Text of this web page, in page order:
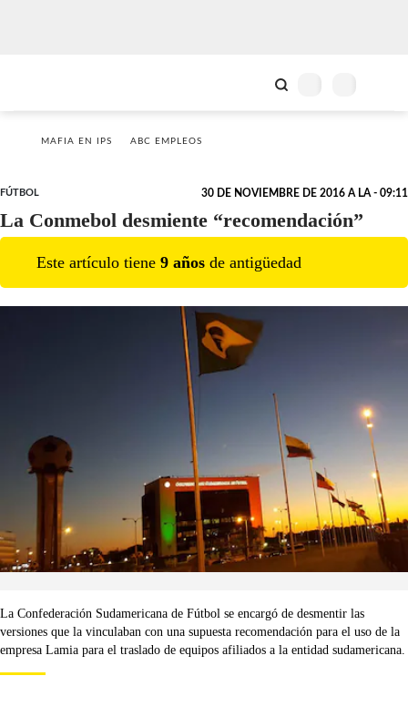
MAFIA EN IPS ABC EMPLEOS
FÚTBOL 30 DE NOVIEMBRE DE 2016 A LA - 09:11
La Conmebol desmiente “recomendación”
Este artículo tiene 9 años de antigüedad
La Confederación Sudamericana de Fútbol se encargó de desmentir las
versiones que la vinculaban con una supuesta recomendación para el uso de la
empresa Lamia para el traslado de equipos afiliados a la entidad sudamericana.